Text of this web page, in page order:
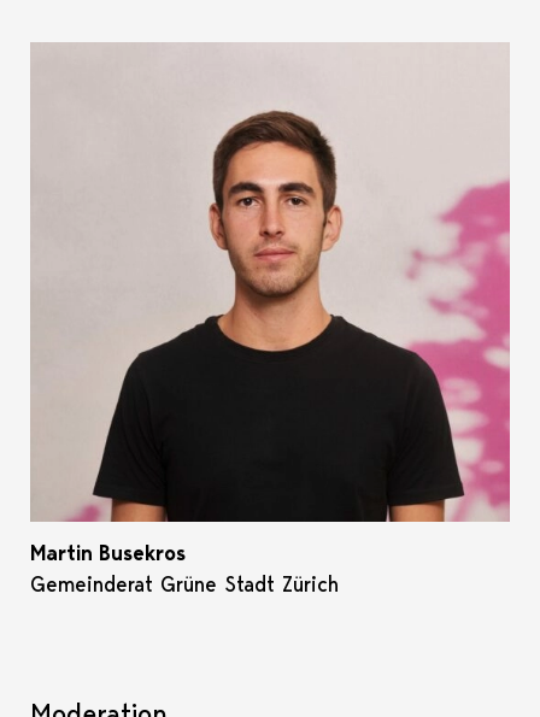
Martin Busekros
Gemeinderat Grüne Stadt Zürich